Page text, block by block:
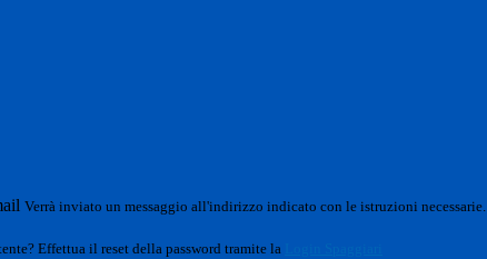
Verrà inviato un messaggio all'indirizzo indicato con le istruzioni necessarie.
Effettua il reset della password tramite la